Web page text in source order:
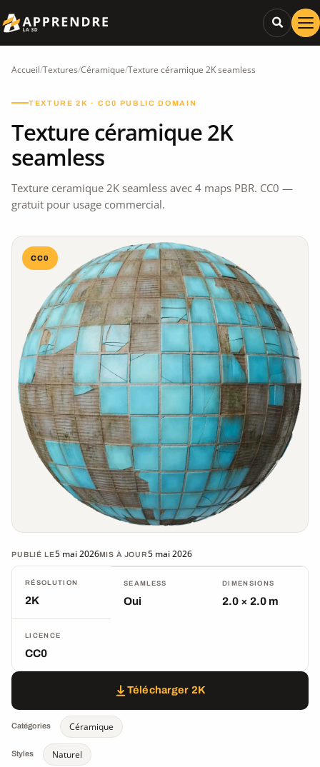
Accueil/Textures/Céramique/Texture céramique 2K seamless
TEXTURE 2K · CC0 PUBLIC DOMAIN
Texture céramique 2K
seamless
Texture ceramique 2K seamless avec 4 maps PBR. CC0 —
gratuit pour usage commercial.
CC0
PUBLIÉ LE5 mai 2026MIS À JOUR5 mai 2026
RÉSOLUTION
2K
SEAMLESS
Oui
DIMENSIONS
2.0 × 2.0 m
LICENCE
CC0
Télécharger 2K
Catégories Céramique
Styles Naturel